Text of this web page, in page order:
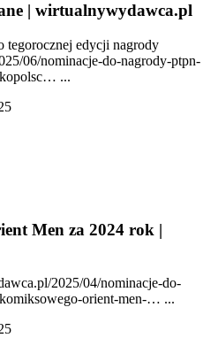
| wirtualnywydawca.pl
tegorocznej edycji nagrody
06/nominacje-do-nagrody-ptpn-
...
Men za 2024 rok |
2025/04/nominacje-do-
orient-men-… ...